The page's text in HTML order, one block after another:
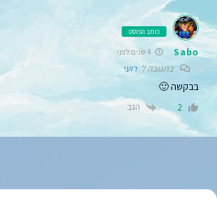
כותב הפוסט
Sabo
בתגובה לרועי
בבקשה 🙂
2 הגב